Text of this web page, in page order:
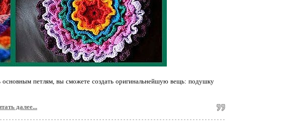
петлям, вы сможете создать оригинальнейшую вещь: подушку
далее...